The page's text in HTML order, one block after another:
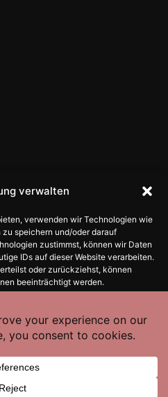
verwalten
verwenden wir Technologien wie
speichern und/oder darauf
zustimmst, können wir Daten
IDs auf dieser Website verarbeiten.
oder zurückziehst, können
beeinträchtigt werden.
ANSEHEN
Theme von